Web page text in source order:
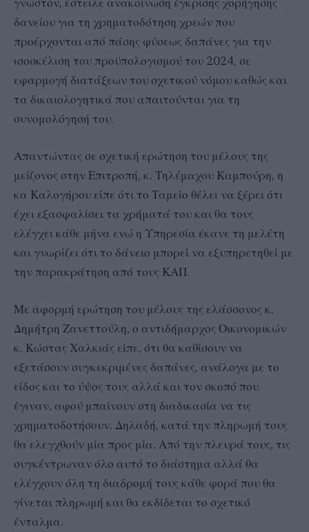
δανείου για τη χρηματοδότηση χρεών που
προέρχονται από πάσης φύσεως δαπάνες για την
ισοσκέλιση του προϋπολογισμού του 2024, σε
εφαρμογή διατάξεων του σχετικού νόμου καθώς και
τα δικαιολογητικά που απαιτούνται για τη
συνομολόγησή του.
Απαντώντας σε σχετική ερώτηση του μέλους της
μείζονος στην Επιτροπή, κ. Τηλέμαχου Καμπούρη, η
κα Καλογήρου είπε ότι το Ταμείο θέλει να ξέρει ότι
έχει εξασφαλίσει τα χρήματά του και θα τους
ελέγχει κάθε μήνα ενώ η Υπηρεσία έκανε τη μελέτη
και γνωρίζει ότι το δάνειο μπορεί να εξυπηρετηθεί με
την παρακράτηση από τους ΚΑΠ.
Με αφορμή ερώτηση του μέλους της ελάσσονος κ.
Δημήτρη Ζανεττούλη, ο αντιδήμαρχος Οικονομικών
κ. Κώστας Χαλκιάς είπε, ότι θα καθίσουν να
εξετάσουν συγκεκριμένες δαπάνες, ανάλογα με το
είδος και το ύψος τους αλλά και τον σκοπό που
έγιναν, αφού μπαίνουν στη διαδικασία να τις
χρηματοδοτήσουν. Δηλαδή, κατά την πληρωμή τους
θα ελεγχθούν μία προς μία. Από την πλευρά τους, τις
συγκέντρωναν όλο αυτό το διάστημα αλλά θα
ελέγχουν όλη τη διαδρομή τους κάθε φορά που θα
γίνεται πληρωμή και θα εκδίδεται το σχετικό
ένταλμα.